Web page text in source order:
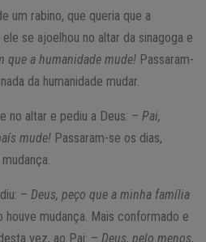
um rabino, que queria que a
se ajoelhou no altar da sinagoga e
que a humanidade mude! Passaram-
da humanidade mudar.
no altar e pediu a Deus: – Pai,
mude! Passaram-se os dias,
– Deus, peço que a minha família
houve mudança. Mais conformado e
vez, ao Pai: – Deus, pelo menos,